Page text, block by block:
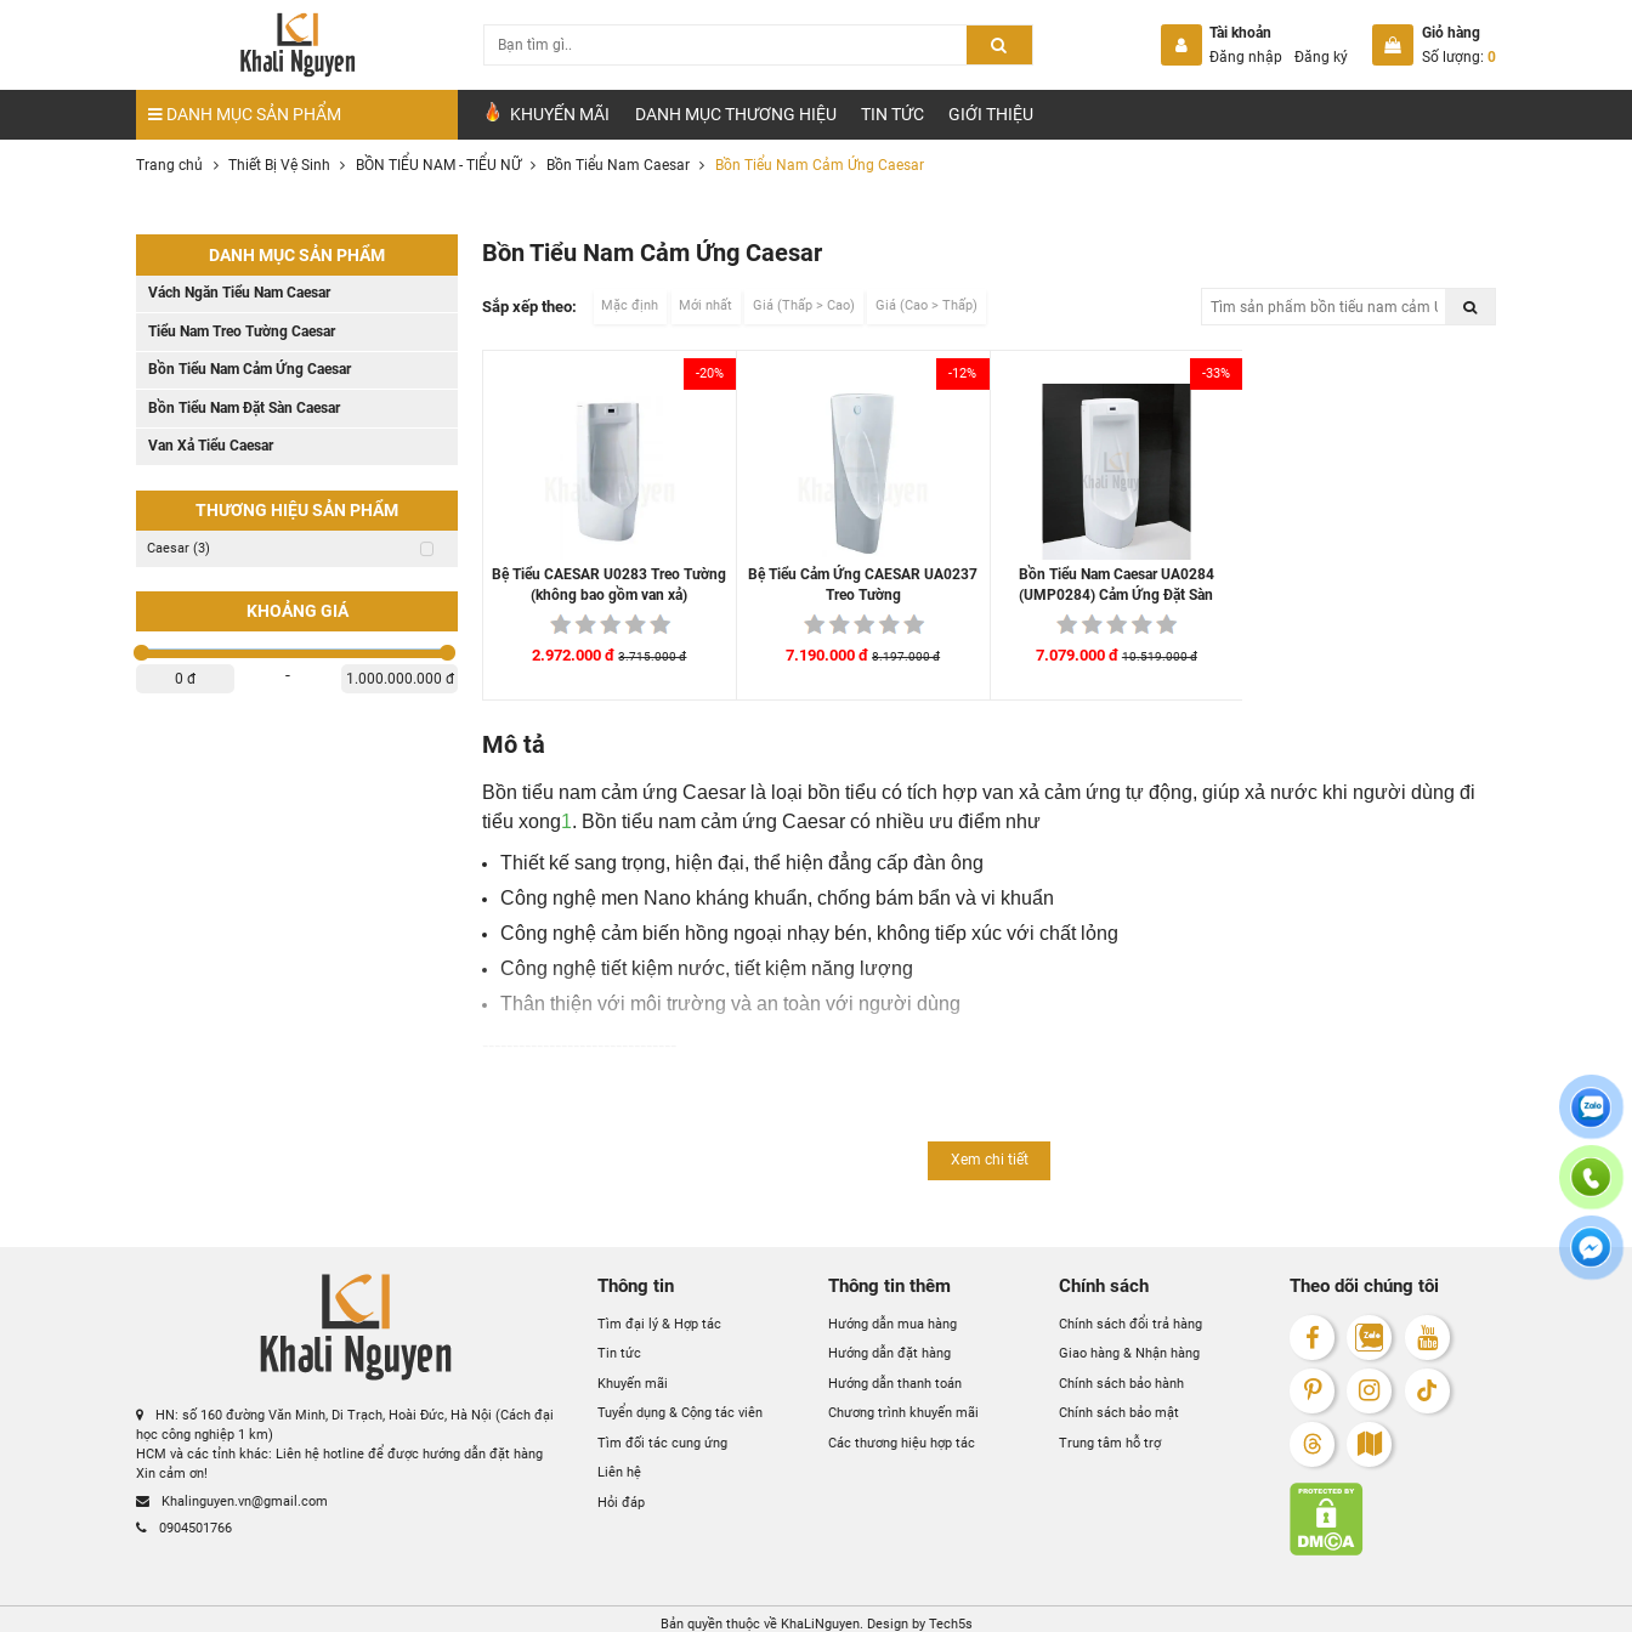
Tài khoản
Đăng nhập
Đăng ký
Giỏ hàng
Số lượng: 0
DANH MỤC SẢN PHẨM KHUYẾN MÃI DANH MỤC THƯƠNG HIỆU TIN TỨC GIỚI THIỆU
Trang chủ Thiết Bị Vệ Sinh BỒN TIỂU NAM - TIỂU NỮ Bồn Tiểu Nam Caesar Bồn Tiểu Nam Cảm Ứng Caesar
DANH MỤC SẢN PHẨM
Vách Ngăn Tiểu Nam Caesar
Tiểu Nam Treo Tường Caesar
Bồn Tiểu Nam Cảm Ứng Caesar
Bồn Tiểu Nam Đặt Sàn Caesar
Van Xả Tiểu Caesar
THƯƠNG HIỆU SẢN PHẨM
Caesar (3)
KHOẢNG GIÁ
0 đ - 1.000.000.000 đ
Bồn Tiểu Nam Cảm Ứng Caesar
Sắp xếp theo: Mặc định Mới nhất Giá (Thấp > Cao) Giá (Cao > Thấp)
-20%
Bệ Tiểu CAESAR U0283 Treo Tường
(không bao gồm van xả)
2.972.000 đ 3.715.000 đ
-12%
Bệ Tiểu Cảm Ứng CAESAR UA0237
Treo Tường
7.190.000 đ 8.197.000 đ
-33%
Bồn Tiểu Nam Caesar UA0284
(UMP0284) Cảm Ứng Đặt Sàn
7.079.000 đ 10.519.000 đ
Mô tả
Bồn tiểu nam cảm ứng Caesar là loại bồn tiểu có tích hợp van xả cảm ứng tự động, giúp xả nước khi người dùng đi
tiểu xong1. Bồn tiểu nam cảm ứng Caesar có nhiều ưu điểm như
Thiết kế sang trọng, hiện đại, thể hiện đẳng cấp đàn ông
Công nghệ men Nano kháng khuẩn, chống bám bẩn và vi khuẩn
Công nghệ cảm biến hồng ngoại nhạy bén, không tiếp xúc với chất lỏng
Công nghệ tiết kiệm nước, tiết kiệm năng lượng
Thân thiện với môi trường và an toàn với người dùng
Showroom Hà Nội: 160 Đường Văn Minh - Di Trạch - Hoài Đức - Hà Nội (Cách Đại học Công Nghiệp 1km)
khalinguyen.vn@gmail.com
Xem chi tiết
HN: số 160 đường Văn Minh, Di Trạch, Hoài Đức, Hà Nội (Cách đại
học công nghiệp 1 km)
HCM và các tỉnh khác: Liên hệ hotline để được hướng dẫn đặt hàng
Xin cảm ơn!
Khalinguyen.vn@gmail.com
0904501766
Thông tin
Tìm đại lý & Hợp tác
Tin tức
Khuyến mãi
Tuyển dụng & Cộng tác viên
Tìm đối tác cung ứng
Liên hệ
Hỏi đáp
Thông tin thêm
Hướng dẫn mua hàng
Hướng dẫn đặt hàng
Hướng dẫn thanh toán
Chương trình khuyến mãi
Các thương hiệu hợp tác
Chính sách
Chính sách đổi trả hàng
Giao hàng & Nhận hàng
Chính sách bảo hành
Chính sách bảo mật
Trung tâm hỗ trợ
Theo dõi chúng tôi
Bản quyền thuộc về KhaLiNguyen. Design by Tech5s